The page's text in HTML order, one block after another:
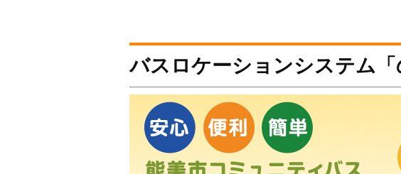
バスロケーションシステム「